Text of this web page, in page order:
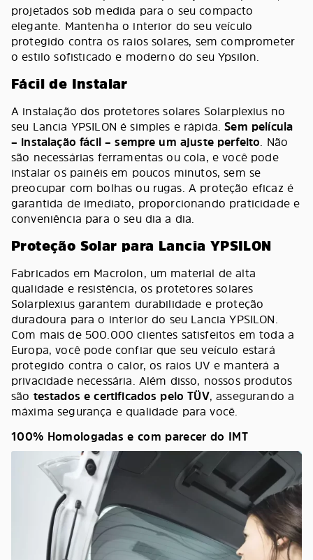
projetados sob medida para o seu compacto
elegante. Mantenha o interior do seu veículo
protegido contra os raios solares, sem comprometer
o estilo sofisticado e moderno do seu Ypsilon.
Fácil de Instalar
A instalação dos protetores solares Solarplexius no
seu Lancia YPSILON é simples e rápida.Sem película
– instalação fácil – sempre um ajuste perfeito. Não
são necessárias ferramentas ou cola, e você pode
instalar os painéis em poucos minutos, sem se
preocupar com bolhas ou rugas. A proteção eficaz é
garantida de imediato, proporcionando praticidade e
conveniência para o seu dia a dia.
Proteção Solar para Lancia YPSILON
Fabricados em Macrolon, um material de alta
qualidade e resistência, os protetores solares
Solarplexius garantem durabilidade e proteção
duradoura para o interior do seu Lancia YPSILON.
Com mais de 500.000 clientes satisfeitos em toda a
Europa, você pode confiar que seu veículo estará
protegido contra o calor, os raios UV e manterá a
privacidade necessária. Além disso, nossos produtos
são testados e certificados pelo TÜV, assegurando a
máxima segurança e qualidade para você.
100% Homologadas e com parecer do IMT